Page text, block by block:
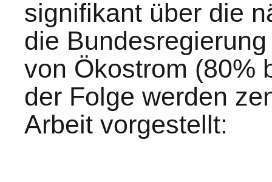
signifikant über die
die
von Ökostrom (80%
der Folge werden
Arbeit vorgestellt: